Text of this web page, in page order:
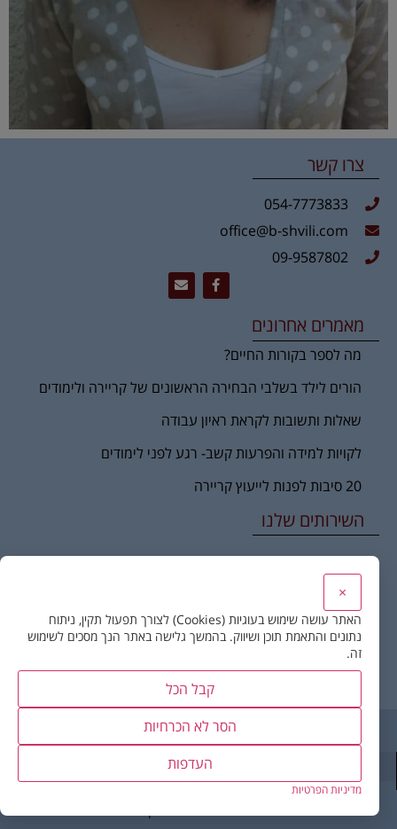
צרו קשר
054-7773833
office@b-shvili.com
09-9587802
מאמרים אחרונים
מה לספר בקורות החיים?
הורים לילד בשלבי הבחירה הראשונים של קריירה ולימודים
שאלות ותשובות לקראת ראיון עבודה
לקויות למידה והפרעות קשב- רגע לפני לימודים
20 סיבות לפנות לייעוץ קריירה
השירותים שלנו
קורס כלים בייעוץ קריירה – לאנשי מקצוע ומטפלים
הכוון תעסוקתי לצעירים
לכל אדם יש שביל – הבית לפיתוח האדם והקריירה.
×
האתר עושה שימוש בעוגיות (Cookies) לצורך תפעול תקין, ניתוח
נתונים והתאמת תוכן ושיווק. בהמשך גלישה באתר הנך מסכים לשימוש
זה.
קבל הכל
הסר לא הכרחיות
העדפות
מדיניות הפרטיות